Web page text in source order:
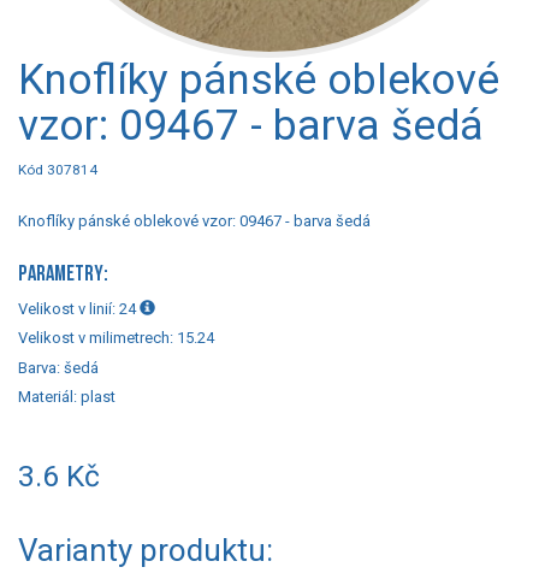
Knoflíky pánské oblekové
vzor: 09467 - barva šedá
Kód 307814
Knoflíky pánské oblekové vzor: 09467 - barva šedá
PARAMETRY:
Velikost v linií: 24
Velikost v milimetrech: 15.24
Barva: šedá
Materiál: plast
3.6 Kč
Varianty produktu: